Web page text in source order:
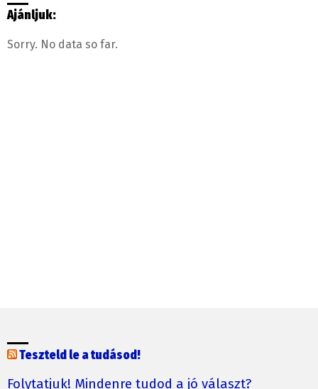
Ajánljuk:
Sorry. No data so far.
Teszteld le a tudásod!
Folytatjuk! Mindenre tudod a jó választ?